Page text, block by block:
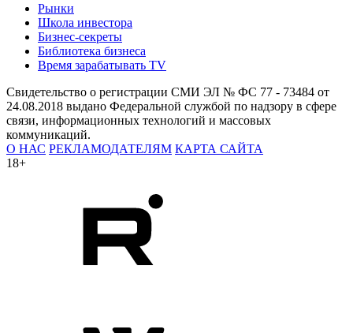
Рынки
Школа инвестора
Бизнес-секреты
Библиотека бизнеса
Время зарабатывать TV
Свидетельство о регистрации СМИ ЭЛ № ФС 77 - 73484 от
24.08.2018 выдано Федеральной службой по надзору в сфере
связи, информационных технологий и массовых
коммуникаций.
О НАС РЕКЛАМОДАТЕЛЯМ КАРТА САЙТА
18+